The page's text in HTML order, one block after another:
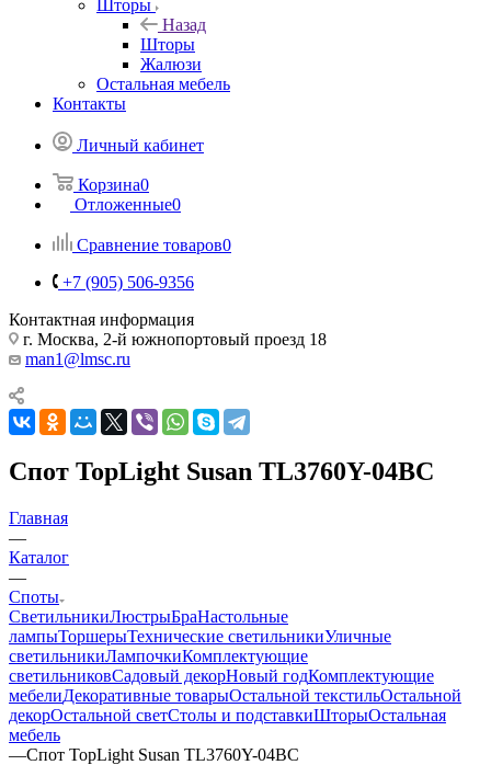
Шторы
Назад
Шторы
Жалюзи
Остальная мебель
Контакты
Личный кабинет
Корзина0
Отложенные0
Сравнение товаров0
+7 (905) 506-9356
Контактная информация
г. Москва, 2-й южнопортовый проезд 18
man1@lmsc.ru
Спот TopLight Susan TL3760Y-04BC
Главная
—
Каталог
—
Споты
СветильникиЛюстрыБраНастольные
лампыТоршерыТехнические светильникиУличные
светильникиЛампочкиКомплектующие
светильниковСадовый декорНовый годКомплектующие
мебелиДекоративные товарыОстальной текстильОстальной
декорОстальной светСтолы и подставкиШторыОстальная
мебель
—Спот TopLight Susan TL3760Y-04BC